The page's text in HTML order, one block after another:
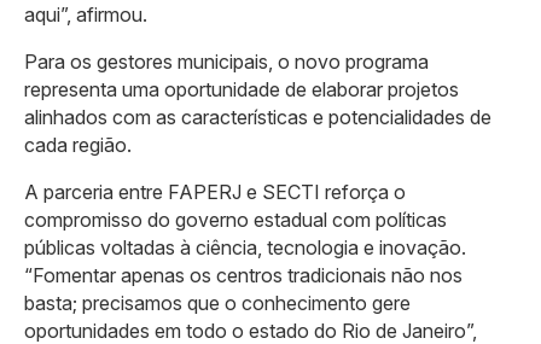
aqui”, afirmou.
Para os gestores municipais, o novo programa
representa uma oportunidade de elaborar projetos
alinhados com as características e potencialidades de
cada região.
A parceria entre FAPERJ e SECTI reforça o
compromisso do governo estadual com políticas
públicas voltadas à ciência, tecnologia e inovação.
“Fomentar apenas os centros tradicionais não nos
basta; precisamos que o conhecimento gere
oportunidades em todo o estado do Rio de Janeiro”,